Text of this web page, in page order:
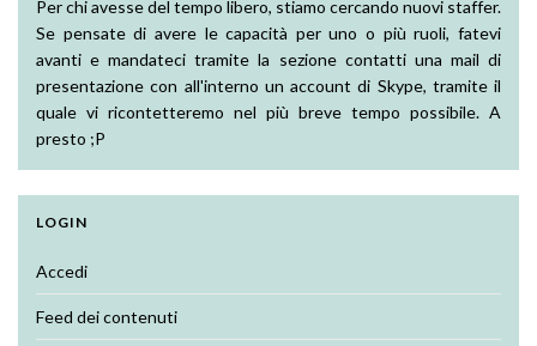
Per chi avesse del tempo libero, stiamo cercando nuovi staffer.
Se pensate di avere le capacità per uno o più ruoli, fatevi
avanti e mandateci tramite la sezione contatti una mail di
presentazione con all'interno un account di Skype, tramite il
quale vi ricontetteremo nel più breve tempo possibile. A
presto ;P
LOGIN
Accedi
Feed dei contenuti